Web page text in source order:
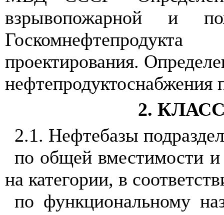
взрывопожарной и
проектирования.
2.
2.1. Нефтебазы
по общей вместимости и
на категории, в
по функциональному